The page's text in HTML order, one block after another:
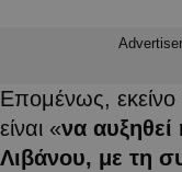
Επομένως,
είναι «να
Λιβάνου, με τη